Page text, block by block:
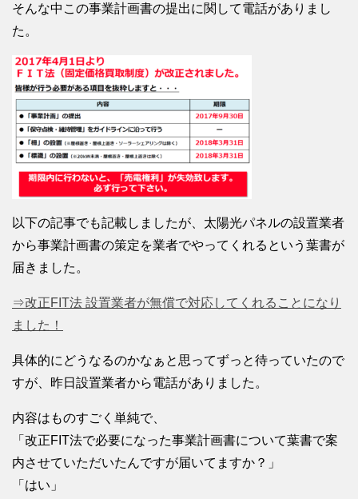
そんな中この事業計画書の提出に関して電話がありまし
た。
以下の記事でも記載しましたが、太陽光パネルの設置業者
から事業計画書の策定を業者でやってくれるという葉書が
届きました。
⇒改正FIT法 設置業者が無償で対応してくれることになり
ました！
具体的にどうなるのかなぁと思ってずっと待っていたので
すが、昨日設置業者から電話がありました。
内容はものすごく単純で、
「改正FIT法で必要になった事業計画書について葉書で案
内させていただいたんですが届いてますか？」
「はい」